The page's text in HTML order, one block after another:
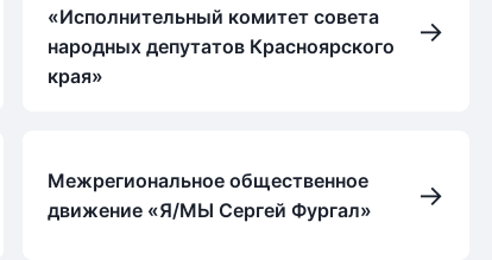
«Исполнительный комитет совета
народных депутатов Красноярского
края»
→
Межрегиональное общественное
движение «Я/МЫ Сергей Фургал»
→